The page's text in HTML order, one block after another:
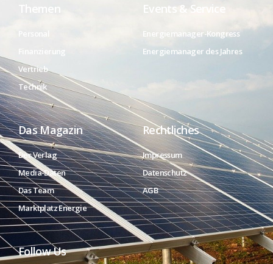
Themen
Finanzierung
Vertrieb
Technik
Events & Service
Energiemanager-Kongress
Energiemanager des Jahres
Das Magazin
Der Verlag
Media-Daten
Das Team
Marktplatz Energie
Rechtliches
Impressum
Datenschutz
AGB
Follow Us